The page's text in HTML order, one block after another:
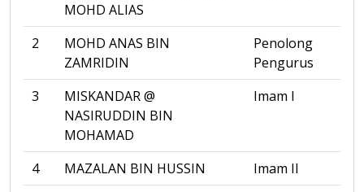
MOHD ALIAS
2
MOHD ANAS BIN
ZAMRIDIN
Penolong
Pengurus
3
MISKANDAR @
NASIRUDDIN BIN
MOHAMAD
Imam I
4 MAZALAN BIN HUSSIN
Imam II